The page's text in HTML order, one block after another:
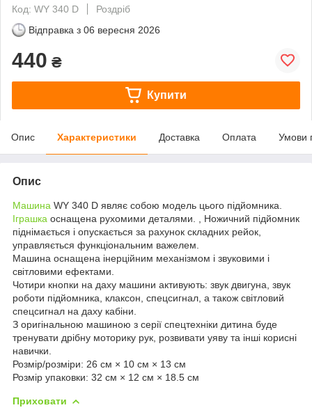
Код: WY 340 D
Роздріб
Відправка з 06 вересня 2026
440 ₴
Купити
Опис Характеристики Доставка Оплата Умови
Опис
Машина WY 340 D являє собою модель цього підйомника.
Іграшка оснащена рухомими деталями. , Ножичний підйомник
піднімається і опускається за рахунок складних рейок,
управляється функціональним важелем.
Машина оснащена інерційним механізмом і звуковими і
світловими ефектами.
Чотири кнопки на даху машини активують: звук двигуна, звук
роботи підйомника, клаксон, спецсигнал, а також світловий
спецсигнал на даху кабіни.
З оригінальною машиною з серії спецтехніки дитина буде
тренувати дрібну моторику рук, розвивати уяву та інші корисні
навички.
Розмір/розміри: 26 см × 10 см × 13 см
Розмір упаковки: 32 см × 12 см × 18.5 см
Приховати